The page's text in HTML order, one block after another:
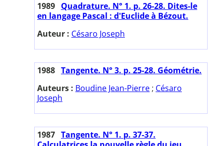
1989 Quadrature. N° 1. p. 26-28. Dites-le
en langage Pascal : d'Euclide à Bézout.
Auteur : Césaro Joseph
1988 Tangente. N° 3. p. 25-28. Géométrie.
Auteurs : Boudine Jean-Pierre ; Césaro
Joseph
1987 Tangente. N° 1. p. 37-37.